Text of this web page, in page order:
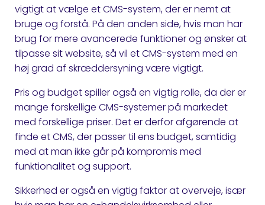
vigtigt at vælge et CMS-system, der er nemt at
bruge og forstå. På den anden side, hvis man har
brug for mere avancerede funktioner og ønsker at
tilpasse sit website, så vil et CMS-system med en
høj grad af skræddersyning være vigtigt.
Pris og budget spiller også en vigtig rolle, da der er
mange forskellige CMS-systemer på markedet
med forskellige priser. Det er derfor afgørende at
finde et CMS, der passer til ens budget, samtidig
med at man ikke går på kompromis med
funktionalitet og support.
Sikkerhed er også en vigtig faktor at overveje, især